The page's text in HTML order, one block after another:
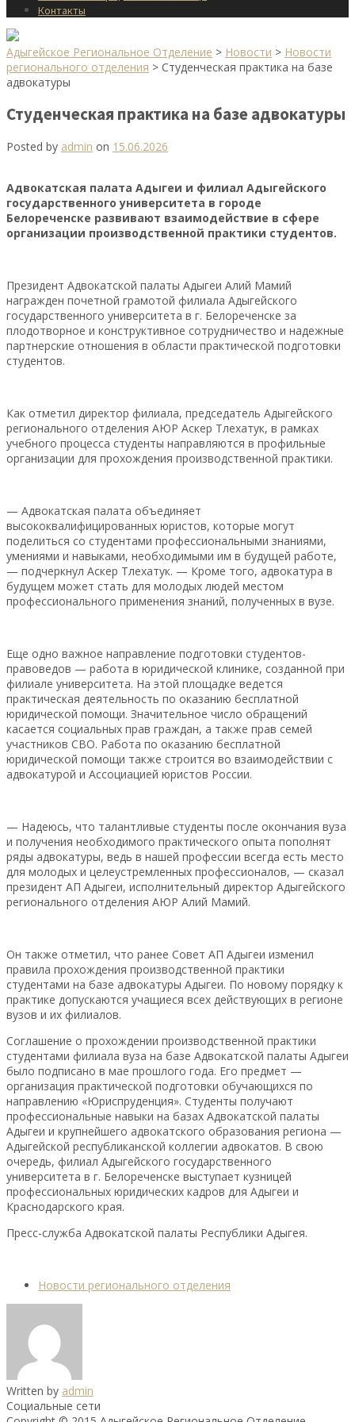
Контакты
Адыгейское Региональное Отделение > Новости > Новости
регионального отделения > Студенческая практика на базе
адвокатуры
Студенческая практика на базе адвокатуры
Posted by admin on 15.06.2026
Адвокатская палата Адыгеи и филиал Адыгейского
государственного университета в городе
Белореченске развивают взаимодействие в сфере
организации производственной практики студентов.
Президент Адвокатской палаты Адыгеи Алий Мамий
награжден почетной грамотой филиала Адыгейского
государственного университета в г. Белореченске за
плодотворное и конструктивное сотрудничество и надежные
партнерские отношения в области практической подготовки
студентов.
Как отметил директор филиала, председатель Адыгейского
регионального отделения АЮР Аскер Тлехатук, в рамках
учебного процесса студенты направляются в профильные
организации для прохождения производственной практики.
— Адвокатская палата объединяет
высококвалифицированных юристов, которые могут
поделиться со студентами профессиональными знаниями,
умениями и навыками, необходимыми им в будущей работе,
— подчеркнул Аскер Тлехатук. — Кроме того, адвокатура в
будущем может стать для молодых людей местом
профессионального применения знаний, полученных в вузе.
Еще одно важное направление подготовки студентов-
правоведов — работа в юридической клинике, созданной при
филиале университета. На этой площадке ведется
практическая деятельность по оказанию бесплатной
юридической помощи. Значительное число обращений
касается социальных прав граждан, а также прав семей
участников СВО. Работа по оказанию бесплатной
юридической помощи также строится во взаимодействии с
адвокатурой и Ассоциацией юристов России.
— Надеюсь, что талантливые студенты после окончания вуза
и получения необходимого практического опыта пополнят
ряды адвокатуры, ведь в нашей профессии всегда есть место
для молодых и целеустремленных профессионалов, — сказал
президент АП Адыгеи, исполнительный директор Адыгейского
регионального отделения АЮР Алий Мамий.
Он также отметил, что ранее Совет АП Адыгеи изменил
правила прохождения производственной практики
студентами на базе адвокатуры Адыгеи. По новому порядку к
практике допускаются учащиеся всех действующих в регионе
вузов и их филиалов.
Соглашение о прохождении производственной практики
студентами филиала вуза на базе Адвокатской палаты Адыгеи
было подписано в мае прошлого года. Его предмет —
организация практической подготовки обучающихся по
направлению «Юриспруденция». Студенты получают
профессиональные навыки на базах Адвокатской палаты
Адыгеи и крупнейшего адвокатского образования региона —
Адыгейской республиканской коллегии адвокатов. В свою
очередь, филиал Адыгейского государственного
университета в г. Белореченске выступает кузницей
профессиональных юридических кадров для Адыгеи и
Краснодарского края.
Пресс-служба Адвокатской палаты Республики Адыгея.
Новости регионального отделения
Written by admin
Социальные сети